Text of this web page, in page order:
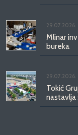
29.07.2026.
Mlinar
bureka
29.07.2026.
Tokić
nastavlja